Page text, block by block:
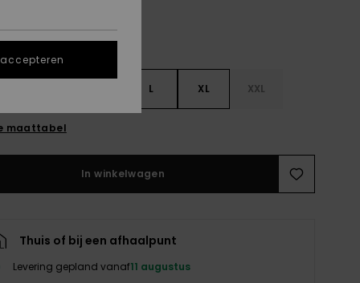
L XL XXL
maattabel
In winkelwagen
Thuis of bij een afhaalpunt
Levering gepland vanaf11 augustus